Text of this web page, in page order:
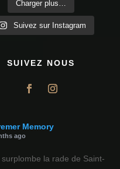
Charger plus…
Suivez sur Instagram
SUIVEZ NOUS
Memory
ago
la rade de Saint-